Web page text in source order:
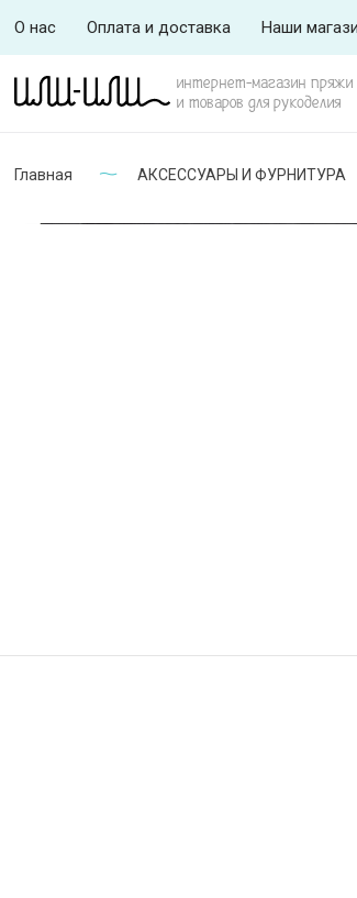
О нас Оплата и доставка Наши
интернет-магазин пряжи
и товаров для рукоделия
Главная АКСЕССУАРЫ И ФУРНИТУРА